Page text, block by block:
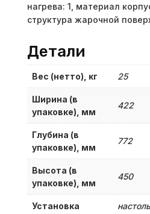
нагрева: 1, материал
структура жарочной
Детали
Вес (нетто), кг 25
Ширина (в
упаковке), мм
422
Глубина (в
упаковке), мм
772
Высота (в
упаковке), мм
450
Установка